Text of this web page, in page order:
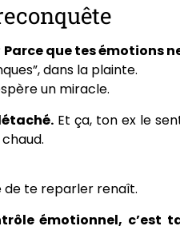
Parce que tes émotions
dans la plainte.
un miracle.
Et ça, ton ex le
de te reparler renaît.
émotionnel, c’est